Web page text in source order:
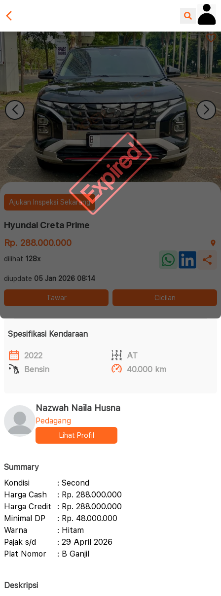
Expired
Ajukan Inspeksi Sekarang
Hyundai Creta Prime
Rp. 288.000.000
dilihat 128x
diupdate 05 Jan 2026 08:14
Tawar Cicilan
Spesifikasi Kendaraan
2022
AT
Bensin
40.000 km
Nazwah Naila Husna
Pedagang
Lihat Profil
Summary
Kondisi
: Second
Harga Cash
: Rp. 288.000.000
Harga Credit
: Rp. 288.000.000
Minimal DP
: Rp. 48.000.000
Warna
: Hitam
Pajak s/d
: 29 April 2026
Plat Nomor
: B Ganjil
Deskripsi